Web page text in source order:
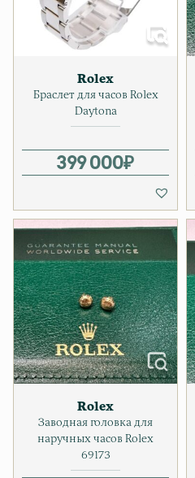
Rolex
Браслет для часов Rolex
Daytona
399 000₽
Rolex
Заводная головка для
наручных часов Rolex
69173